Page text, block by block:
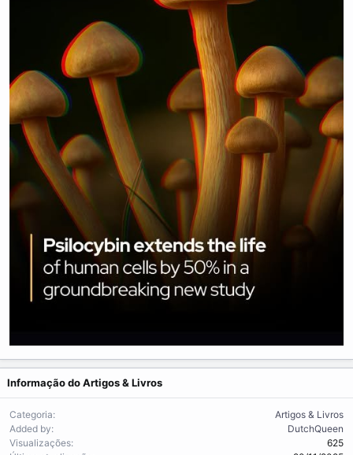
Informação do Artigos & Livros
Categoria
Artigos & Livros
Added by
DutchQueen
Visualizações
625